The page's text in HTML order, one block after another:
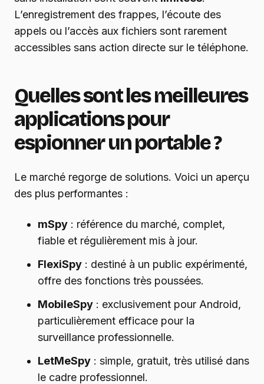
L’enregistrement des frappes, l’écoute des
appels ou l’accès aux fichiers sont rarement
accessibles sans action directe sur le téléphone.
Quelles sont les meilleures
applications pour
espionner un portable ?
Le marché regorge de solutions. Voici un aperçu
des plus performantes :
mSpy : référence du marché, complet,
fiable et régulièrement mis à jour.
FlexiSpy : destiné à un public expérimenté,
offre des fonctions très poussées.
MobileSpy : exclusivement pour Android,
particulièrement efficace pour la
surveillance professionnelle.
LetMeSpy : simple, gratuit, très utilisé dans
le cadre professionnel.